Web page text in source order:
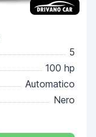
5
100 hp
Automatico
Nero